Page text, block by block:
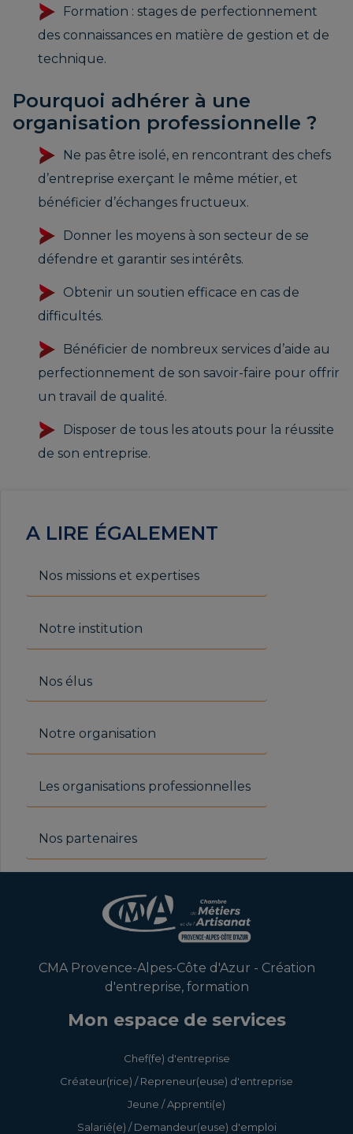
Formation : stages de perfectionnement
des connaissances en matière de gestion et de
technique.
Pourquoi adhérer à une
organisation professionnelle ?
Ne pas être isolé, en rencontrant des chefs
d’entreprise exerçant le même métier, et
bénéficier d’échanges fructueux.
Donner les moyens à son secteur de se
défendre et garantir ses intérêts.
Obtenir un soutien efficace en cas de
difficultés.
Bénéficier de nombreux services d’aide au
perfectionnement de son savoir-faire pour offrir
un travail de qualité.
Disposer de tous les atouts pour la réussite
de son entreprise.
A LIRE ÉGALEMENT
Nos missions et expertises
Notre institution
Nos élus
Notre organisation
Les organisations professionnelles
Nos partenaires
CMA Provence-Alpes-Côte d'Azur - Création
d'entreprise, formation
Mon espace de services
Chef(fe) d'entreprise
Créateur(rice) / Repreneur(euse) d'entreprise
Jeune / Apprenti(e)
Salarié(e) / Demandeur(euse) d'emploi